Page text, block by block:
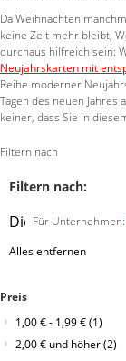
Da Weihnachten
keine Zeit mehr bleibt,
durchaus hilfreich sein:
Neujahrskarten mit
Reihe moderner
Tagen des neuen
keiner, dass Sie in
Filtern nach
Filtern nach:
Für Unternehmen:
Diesen
entfernen
Alles entfernen
Preis
1,00 €- 1,99 €(1)
2,00 € und höher(2)